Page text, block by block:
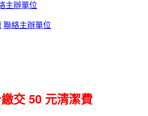
主辦單位
聯絡主辦單位
交 50 元清潔費